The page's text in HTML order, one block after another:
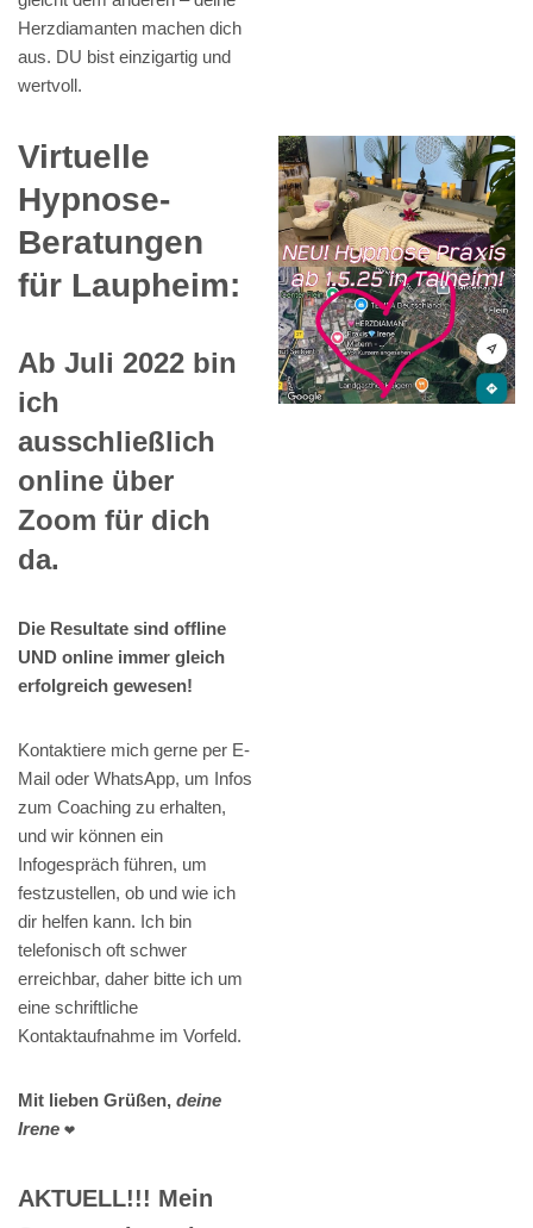
Herzdiamanten machen dich
aus. DU bist einzigartig und
wertvoll.
Virtuelle
Hypnose-
Beratungen
für Laupheim:
Ab Juli 2022 bin
ich
ausschließlich
online über
Zoom für dich
da.
Die Resultate sind offline
UND online immer gleich
erfolgreich gewesen!
Kontaktiere mich gerne per E-
Mail oder WhatsApp, um Infos
zum Coaching zu erhalten,
und wir können ein
Infogespräch führen, um
festzustellen, ob und wie ich
dir helfen kann. Ich bin
telefonisch oft schwer
erreichbar, daher bitte ich um
eine schriftliche
Kontaktaufnahme im Vorfeld.
Mit lieben Grüßen, deine
Irene ❤️
AKTUELL!!! Mein